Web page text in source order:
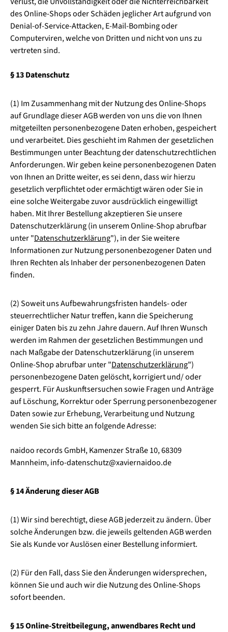
des Online-Shops oder Schäden jeglicher Art aufgrund von
Denial-of-Service-Attacken, E-Mail-Bombing oder
Computerviren, welche von Dritten und nicht von uns zu
vertreten sind.
§ 13 Datenschutz
(1) Im Zusammenhang mit der Nutzung des Online-Shops
auf Grundlage dieser AGB werden von uns die von Ihnen
mitgeteilten personenbezogene Daten erhoben, gespeichert
und verarbeitet. Dies geschieht im Rahmen der gesetzlichen
Bestimmungen unter Beachtung der datenschutzrechtlichen
Anforderungen. Wir geben keine personenbezogenen Daten
von Ihnen an Dritte weiter, es sei denn, dass wir hierzu
gesetzlich verpflichtet oder ermächtigt wären oder Sie in
eine solche Weitergabe zuvor ausdrücklich eingewilligt
haben. Mit Ihrer Bestellung akzeptieren Sie unsere
Datenschutzerklärung (in unserem Online-Shop abrufbar
unter "Datenschutzerklärung"), in der Sie weitere
Informationen zur Nutzung personenbezogener Daten und
Ihren Rechten als Inhaber der personenbezogenen Daten
finden.
(2) Soweit uns Aufbewahrungsfristen handels- oder
steuerrechtlicher Natur treffen, kann die Speicherung
einiger Daten bis zu zehn Jahre dauern. Auf Ihren Wunsch
werden im Rahmen der gesetzlichen Bestimmungen und
nach Maßgabe der Datenschutzerklärung (in unserem
Online-Shop abrufbar unter "Datenschutzerklärung")
personenbezogene Daten gelöscht, korrigiert und/ oder
gesperrt. Für Auskunftsersuchen sowie Fragen und Anträge
auf Löschung, Korrektur oder Sperrung personenbezogener
Daten sowie zur Erhebung, Verarbeitung und Nutzung
wenden Sie sich bitte an folgende Adresse:
naidoo records GmbH, Kamenzer Straße 10, 68309
Mannheim, info-datenschutz@xaviernaidoo.de
§ 14 Änderung dieser AGB
(1) Wir sind berechtigt, diese AGB jederzeit zu ändern. Über
solche Änderungen bzw. die jeweils geltenden AGB werden
Sie als Kunde vor Auslösen einer Bestellung informiert.
(2) Für den Fall, dass Sie den Änderungen widersprechen,
können Sie und auch wir die Nutzung des Online-Shops
sofort beenden.
§ 15 Online-Streitbeilegung, anwendbares Recht und